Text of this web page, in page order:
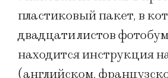
пластиковый пакет, в
двадцати листов
находится инструкция
(английском,